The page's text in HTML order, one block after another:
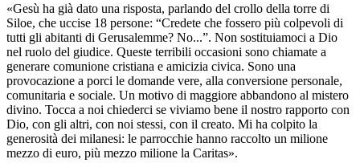
«Gesù ha già dato una risposta, parlando del crollo della torre di
Siloe, che uccise 18 persone: “Credete che fossero più colpevoli di
tutti gli abitanti di Gerusalemme? No...”. Non sostituiamoci a Dio
nel ruolo del giudice. Queste terribili occasioni sono chiamate a
generare comunione cristiana e amicizia civica. Sono una
provocazione a porci le domande vere, alla conversione personale,
comunitaria e sociale. Un motivo di maggiore abbandono al mistero
divino. Tocca a noi chiederci se viviamo bene il nostro rapporto con
Dio, con gli altri, con noi stessi, con il creato. Mi ha colpito la
generosità dei milanesi: le parrocchie hanno raccolto un milione
mezzo di euro, più mezzo milione la Caritas».